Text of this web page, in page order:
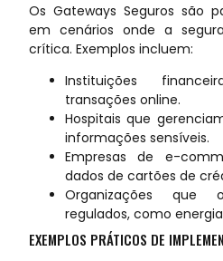
Os Gateways Seguros são
em cenários onde a
crítica. Exemplos incluem:
Instituições
transações online.
Hospitais que
informações sensíveis.
Empresas de e-
dados de cartões de
Organizações que
regulados, como
EXEMPLOS PRÁTICOS DE